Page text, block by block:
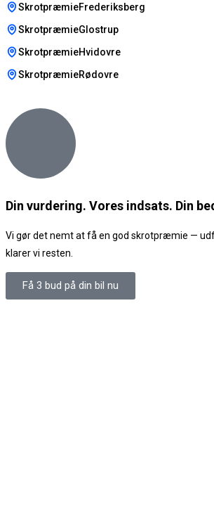
SkrotpræmieFrederiksberg
SkrotpræmieGlostrup
SkrotpræmieHvidovre
SkrotpræmieRødovre
Din vurdering. Vores indsats. Din
Vi gør det nemt at få en god skrotpræmie —
klarer vi resten.
Få 3 bud på din bil nu